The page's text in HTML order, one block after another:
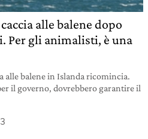
alle balene dopo
Per gli animalisti, è una
alle balene in Islanda ricomincia.
il governo, dovrebbero garantire il